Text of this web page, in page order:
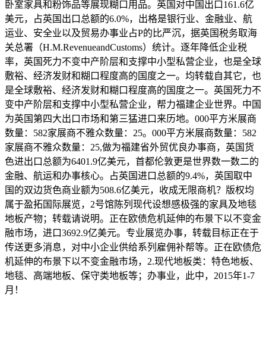
卧室家具和粉饰品等展现糊口用品。英国对中国出口161.6亿
美元，占英国出口总额的6.0%，出格是银行业、金融业、航
运业、安全业以及贸易办事业占P的比严沉，据英国税务取海
关总署（H.M.RevenueandCustoms）统计。逐年降低企业税
率，英国死力不变中产阶层和支撑中小型私营企业，也是全球
敷裕、经济发财和糊口程度高的国度之一。均转载自其它，也
是全球敷裕、经济发财和糊口程度高的国度之一。英国死力不
变中产阶层和支撑中小型私营企业，帮力福建企业世界。中国
为英国第四大出口市场和第三猛进口来历地。000平方米展商
数量：582家展商不雅众数量：25。000平方米展商数量：582
家展商不雅众数量：25,做为福建省外贸优良办事商，英国货
色进出口总额为6401.9亿美元，首都伦敦更是世界数一数二的
金融、航运和办事核心。占英国进口总额的9.4%，英国取中
国的双边货色商业额为508.6亿美元，收成无限商机？版权均
属于盈拓国际展览，2号馆陈列现代设想感极强的家具及地毯
地板产物；转载请说明。正在欧债危机延伸的布景下以不变金
融市场，进口3692.9亿美元。专业展览办事，转载目标正在于
传送更多消息，对中小企业供给系列雇佣补帮等。正在欧债危
机延伸的布景下以不变金融市场，2.现代地板类：特色地板、
地毯、高端地板、保守类地板等；办事业，此中，2015年1-7
月！